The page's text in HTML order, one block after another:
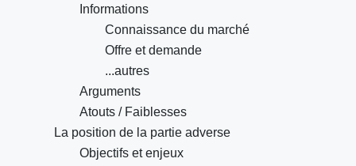
Informations
Connaissance du marché
Offre et demande
...autres
Arguments
Atouts / Faiblesses
La position de la partie adverse
Objectifs et enjeux